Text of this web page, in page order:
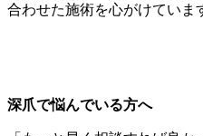
合わせた施術を心がけていま
深爪で悩んでいる方へ